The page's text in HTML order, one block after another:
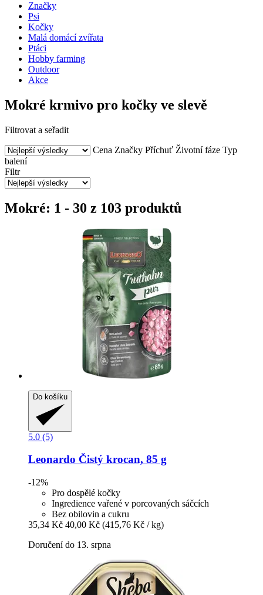
Značky
Psi
Kočky
Malá domácí zvířata
Ptáci
Hobby farming
Outdoor
Akce
Mokré krmivo pro kočky ve slevě
Filtrovat a seřadit
Cena Značky Příchuť Životní fáze Typ
balení
Filtr
Mokré: 1 - 30 z 103 produktů
Do košíku
5.0 (5)
Leonardo Čistý krocan, 85 g
-12%
Pro dospělé kočky
Ingredience vařené v porcovaných sáčcích
Bez obilovin a cukru
35,34 Kč 40,00 Kč (415,76 Kč / kg)
Doručení do 13. srpna